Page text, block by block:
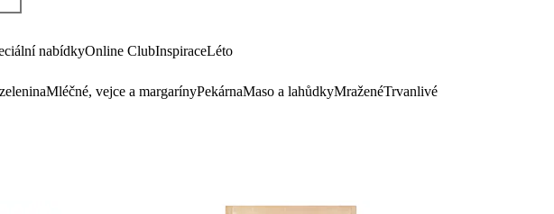
nabídkyOnline ClubInspiraceLéto
Mléčné, vejce a margarínyPekárnaMaso a lahůdkyMraženéTrvanlivé